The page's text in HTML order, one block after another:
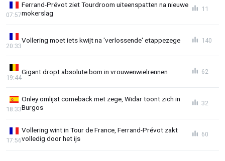
Ferrand-Prévot ziet Tourdroom uiteenspatten na nieuwe
mokerslag
07:57
11
Vollering moet iets kwijt na 'verlossende' etappezege
20:33
140
Gigant dropt absolute bom in vrouwenwielrennen
19:44
62
Onley omlijst comeback met zege, Widar toont zich in
Burgos
18:33
32
Vollering wint in Tour de France, Ferrand-Prévot zakt
volledig door het ijs
17:56
60